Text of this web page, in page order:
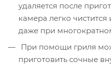
удаляется после
камера легко
даже при
При помощи гриля
приготовить сочные